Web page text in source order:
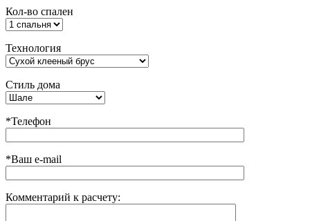
Кол-во спален
Технология
Стиль дома
*Телефон
*Ваш e-mail
Комментарий к расчету: